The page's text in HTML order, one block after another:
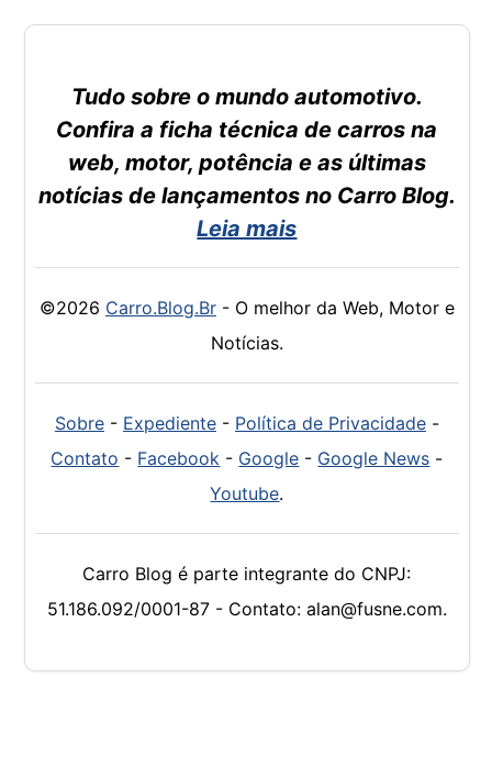
Tudo sobre o mundo automotivo.
Confira a ficha técnica de carros na
web, motor, potência e as últimas
notícias de lançamentos no Carro Blog.
Leia mais
©2026 Carro.Blog.Br- O melhor da Web, Motor e
Notícias.
Sobre- Expediente- Política de Privacidade-
Contato - Facebook - Google - Google News -
Youtube.
Carro Blog é parte integrante do CNPJ:
51.186.092/0001-87 - Contato: alan@fusne.com.